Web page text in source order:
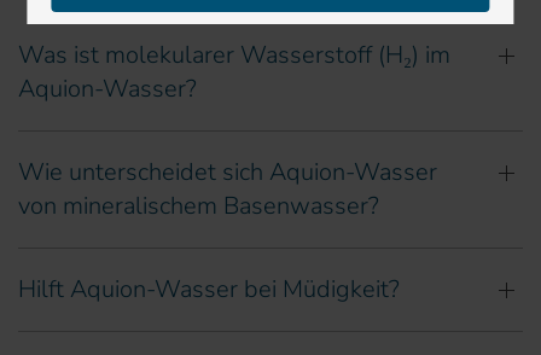
Was ist molekularer Wasserstoff (H₂) im
Aquion-Wasser?
Wie unterscheidet sich Aquion-Wasser
von mineralischem Basenwasser?
Hilft Aquion-Wasser bei Müdigkeit?